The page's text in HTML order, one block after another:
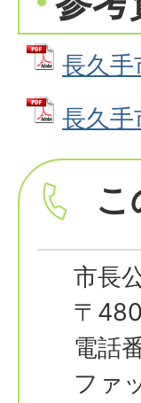
長久
長久
市長
〒
電話
ファ